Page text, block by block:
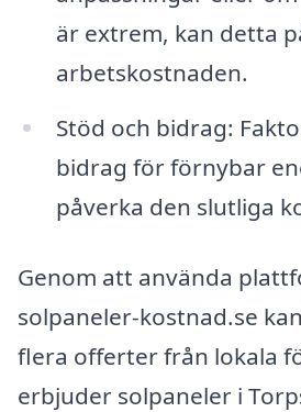
är extrem, kan detta
arbetskostnaden.
Stöd och bidrag:
bidrag för förnybar
påverka den slutliga
Genom att använda
solpaneler-kostnad.se
flera offerter från lokala
erbjuder solpaneler i